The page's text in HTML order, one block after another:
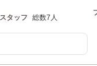
スタッフ 総数7人